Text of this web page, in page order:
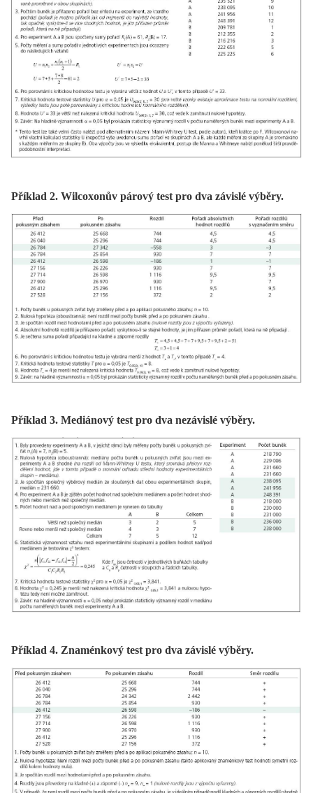
Příklad 2. Wilcoxonův párový test pro dva závislé výběry.
Příklad 3. Mediánový test pro dva nezávislé výběry.
Příklad 4. Znaménkový test pro dva závislé výběry.